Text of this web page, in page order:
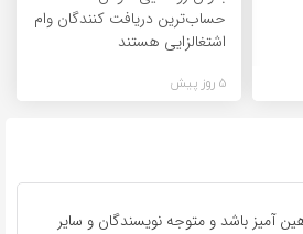
حساب‌ترین دریافت کنندگان وام‌
اشتغالزایی هستند
5 روز پیش
آمیز باشد و متوجه نویسندگان و سایر